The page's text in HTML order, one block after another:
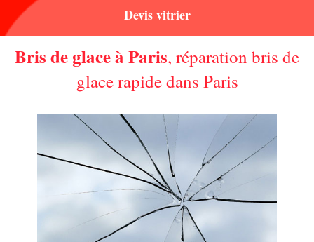
Devis vitrier
Bris de glace à Paris, réparation bris de
glace rapide dans Paris